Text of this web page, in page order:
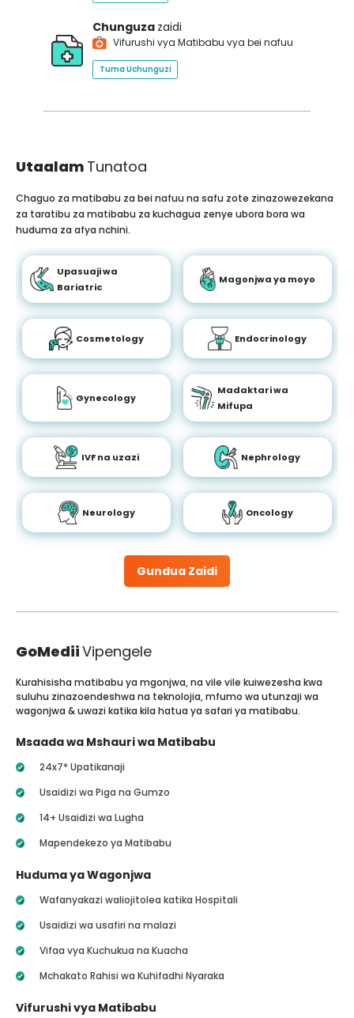
Chunguza zaidi
Vifurushi vya Matibabu vya bei nafuu
Tuma Uchunguzi
Utaalam Tunatoa
Gundua Zaidi
Chaguo za matibabu za bei nafuu na safu zote zinazowezekana
za taratibu za matibabu za kuchagua zenye ubora bora wa
huduma za afya nchini.
Upasuaji wa
Bariatric
Magonjwa ya moyo
Cosmetology Endocrinology
Gynecology
Madaktari wa
Mifupa
IVF na uzazi Nephrology
Neurology Oncology
GoMediiVipengele
Kurahisisha matibabu ya mgonjwa, na vile vile kuiwezesha kwa
suluhu zinazoendeshwa na teknolojia, mfumo wa utunzaji wa
wagonjwa & uwazi katika kila hatua ya safari ya matibabu.
Msaada wa Mshauri wa Matibabu
24x7* Upatikanaji
Usaidizi wa Piga na Gumzo
14+ Usaidizi wa Lugha
Mapendekezo ya Matibabu
Huduma ya Wagonjwa
Wafanyakazi waliojitolea katika Hospitali
Usaidizi wa usafiri na malazi
Vifaa vya Kuchukua na Kuacha
Mchakato Rahisi wa Kuhifadhi Nyaraka
Vifurushi vya Matibabu